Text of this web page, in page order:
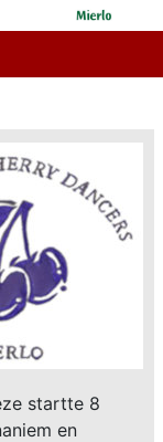
startte 8
en